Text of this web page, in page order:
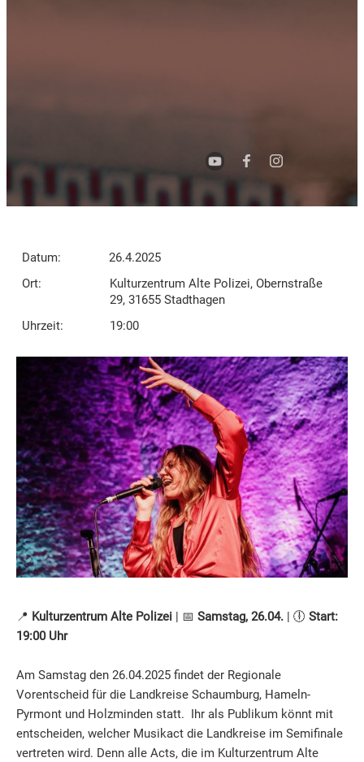
Datum:
26.4.2025
Ort:
Kulturzentrum Alte Polizei, Obernstraße
29, 31655 Stadthagen
Uhrzeit:
19:00
📍 Kulturzentrum Alte Polizei | 📅 Samstag, 26.04. | 🕕 Start:
19:00 Uhr
Am Samstag den 26.04.2025 findet der Regionale
Vorentscheid für die Landkreise Schaumburg, Hameln-
Pyrmont und Holzminden statt. Ihr als Publikum könnt mit
entscheiden, welcher Musikact die Landkreise im Semifinale
vertreten wird. Denn alle Acts, die im Kulturzentrum Alte